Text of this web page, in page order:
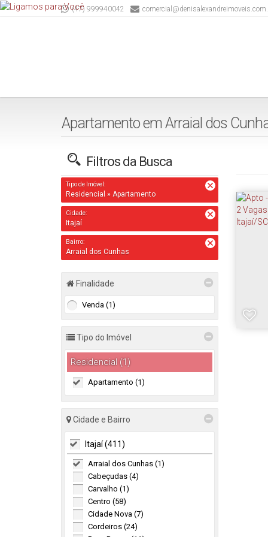
(47) 999940042
Apartamento em Arraial dos
Filtros da Busca
Tipo de Imóvel:
Residencial » Apartamento
Cidade:
Itajaí
Bairro:
Arraial dos Cunhas
Finalidade
Venda (1)
Tipo do Imóvel
Residencial (1)
Apartamento (1)
Cidade e Bairro
Itajaí (411)
Arraial dos Cunhas (1)
Cabeçudas (4)
Carvalho (1)
Centro (58)
Cidade Nova (7)
Cordeiros (24)